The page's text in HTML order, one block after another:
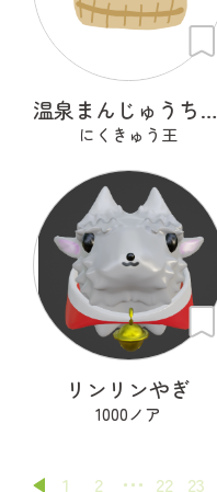
温泉まんじゅうちゃん
にくきゅう王
リンリンやぎ
1000ノア
1 2 22 23